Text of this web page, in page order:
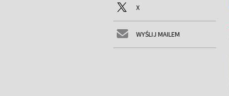
X
WYŚLIJ MAILEM